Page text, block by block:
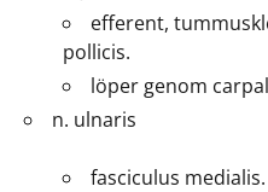
efferent,
pollicis.
löper genom
n. ulnaris
fasciculus medialis.